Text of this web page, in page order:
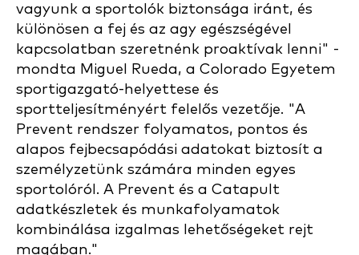
vagyunk a sportolók biztonsága iránt, és
különösen a fej és az agy egészségével
kapcsolatban szeretnénk proaktívak lenni" -
mondta Miguel Rueda, a Colorado Egyetem
sportigazgató-helyettese és
sportteljesítményért felelős vezetője. "A
Prevent rendszer folyamatos, pontos és
alapos fejbecsapódási adatokat biztosít a
személyzetünk számára minden egyes
sportolóról. A Prevent és a Catapult
adatkészletek és munkafolyamatok
kombinálása izgalmas lehetőségeket rejt
magában."